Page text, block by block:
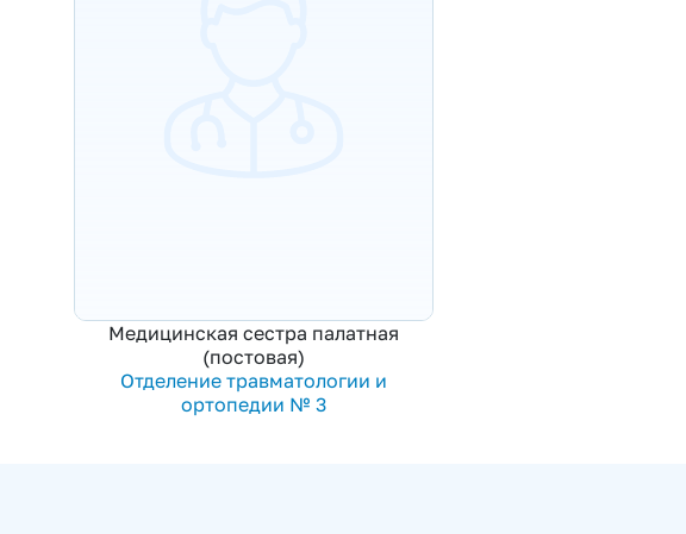
Медицинская сестра палатная
(постовая)
Отделение травматологии и
ортопедии № 3